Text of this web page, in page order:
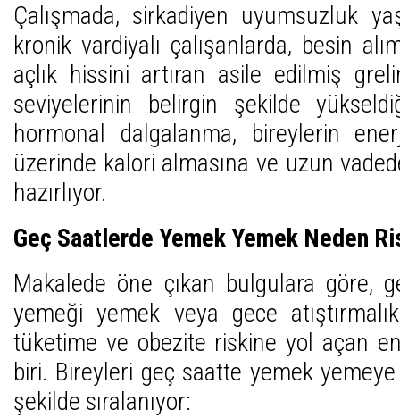
Çalışmada, sirkadiyen uyumsuzluk
kronik vardiyalı çalışanlarda, besin
açlık hissini artıran asile edilmiş
seviyelerinin belirgin şekilde
hormonal dalgalanma, bireylerin
üzerinde kalori almasına ve uzun
hazırlıyor.
Geç Saatlerde Yemek Yemek Neden
Makalede öne çıkan bulgulara göre,
yemeği yemek veya gece
tüketime ve obezite riskine yol açan
biri. Bireyleri geç saatte yemek
şekilde sıralanıyor: